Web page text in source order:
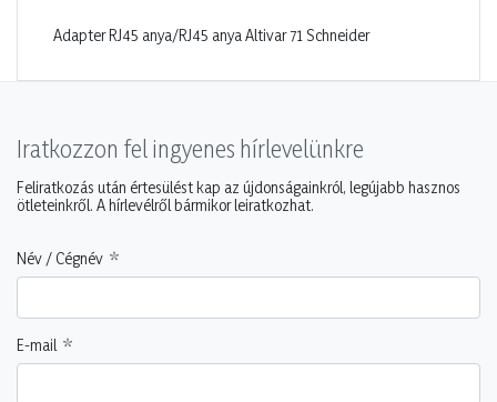
Adapter RJ45 anya/RJ45 anya Altivar 71 Schneider
Iratkozzon fel ingyenes hírlevelünkre
Feliratkozás után értesülést kap az újdonságainkról, legújabb hasznos
ötleteinkről. A hírlevélről bármikor leiratkozhat.
Név / Cégnév
E-mail